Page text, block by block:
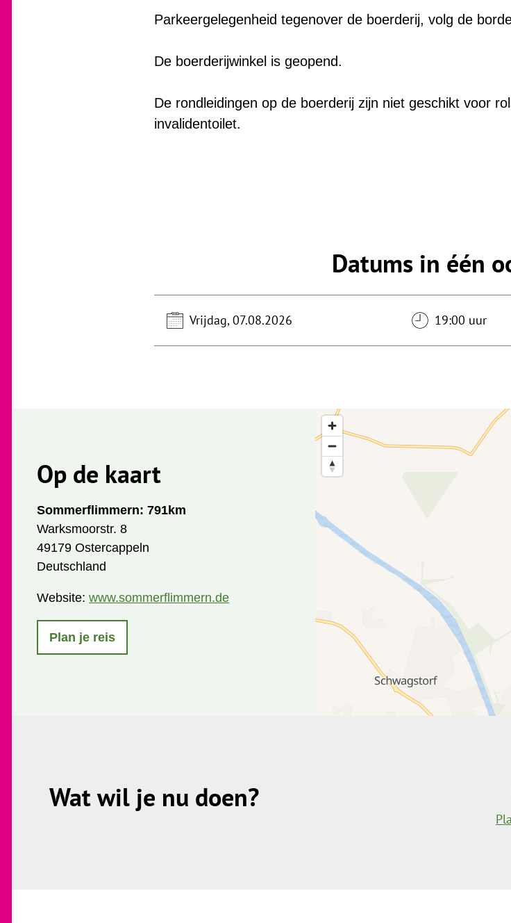
Parkeergelegenheid tegenover de boerderij, volg de
De boerderijwinkel is geopend.
De rondleidingen op de boerderij zijn niet geschikt voor
invalidentoilet.
Datums in één
Vrijdag, 07.08.2026 19:00 uur
Op de kaart
Sommerflimmern: 791km
Warksmoorstr. 8
49179 Ostercappeln
Deutschland
Website: www.sommerflimmern.de
Plan je reis
Wat wil je nu doen?